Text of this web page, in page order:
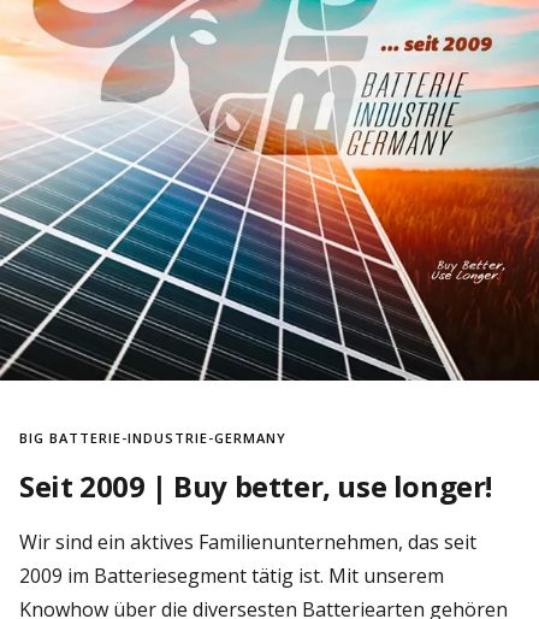
BIG BATTERIE-INDUSTRIE-GERMANY
Seit 2009 | Buy better, use longer!
Wir sind ein aktives Familienunternehmen, das seit
2009 im Batteriesegment tätig ist. Mit unserem
Knowhow über die diversesten Batteriearten gehören